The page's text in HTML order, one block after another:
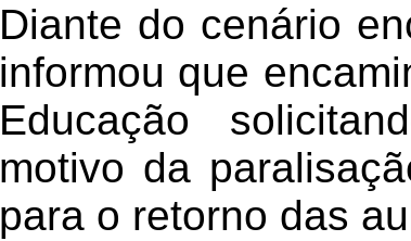
Diante do cenário
informou que
Educação
motivo da
para o retorno das